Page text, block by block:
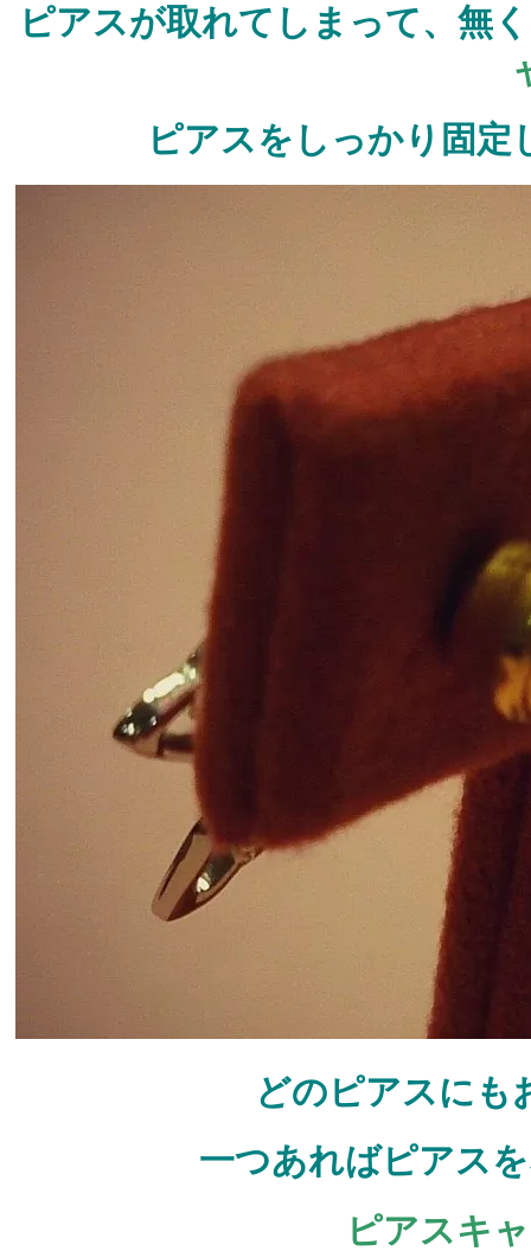
ピアスが取れてしまって、無
ピアスをしっかり固定
どのピアスにも
一つあればピアス
ピアスキ